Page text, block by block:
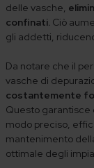
delle vasche,
confinati. Ciò
gli addetti,
Da notare che il
vasche di
costantemente
Questo garantisce
modo preciso,
mantenimento
ottimale degli